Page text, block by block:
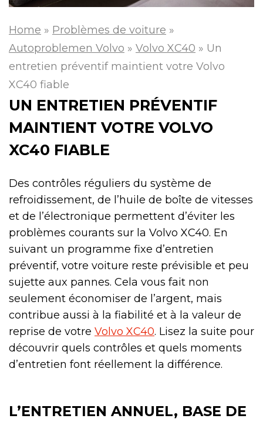
Home » Problèmes de voiture »
Autoproblemen Volvo » Volvo XC40 » Un
entretien préventif maintient votre Volvo
XC40 fiable
UN ENTRETIEN PRÉVENTIF
MAINTIENT VOTRE VOLVO
XC40 FIABLE
Des contrôles réguliers du système de
refroidissement, de l’huile de boîte de vitesses
et de l’électronique permettent d’éviter les
problèmes courants sur la Volvo XC40. En
suivant un programme fixe d’entretien
préventif, votre voiture reste prévisible et peu
sujette aux pannes. Cela vous fait non
seulement économiser de l’argent, mais
contribue aussi à la fiabilité et à la valeur de
reprise de votre Volvo XC40. Lisez la suite pour
découvrir quels contrôles et quels moments
d’entretien font réellement la différence.
L’ENTRETIEN ANNUEL, BASE DE